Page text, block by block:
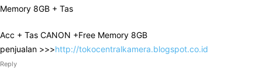
Memory 8GB + Tas
Acc + Tas CANON +Free Memory 8GB
penjualan >>>http://tokocentralkamera.blogspot.co.id
Reply